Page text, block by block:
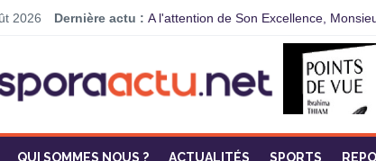
2026 Dernière actu : A l'attention de Son Excellence,
QUI SOMMES NOUS ? ACTUALITÉS SPORTS